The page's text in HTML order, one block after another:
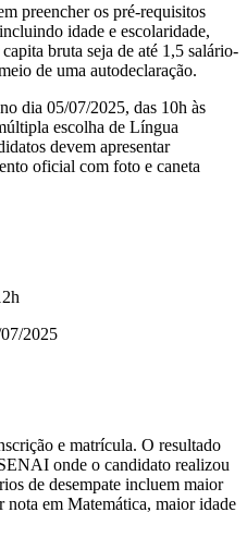
preencher os pré-requisitos
idade e escolaridade,
bruta seja de até 1,5 salário-
de uma autodeclaração.
dia 05/07/2025, das 10h às
escolha de Língua
devem apresentar
oficial com foto e caneta
2025
e matrícula. O resultado
onde o candidato realizou
de desempate incluem maior
em Matemática, maior idade